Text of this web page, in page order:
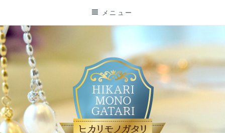
テ
ン
ツ
に
ス
キ
ッ
プ
メニュー